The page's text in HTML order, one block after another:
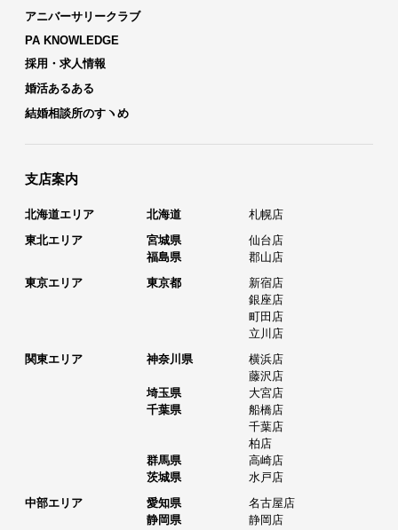
アニバーサリークラブ
PA KNOWLEDGE
採用・求人情報
婚活あるある
結婚相談所のすヽめ
支店案内
北海道エリア 北海道
札幌店
東北エリア
宮城県
仙台店
福島県
郡山店
東京エリア
東京都
新宿店
銀座店
町田店
立川店
関東エリア
神奈川県
横浜店
藤沢店
埼玉県
大宮店
千葉県
船橋店
千葉店
柏店
群馬県
高崎店
茨城県
水戸店
中部エリア
愛知県
名古屋店
静岡県
静岡店